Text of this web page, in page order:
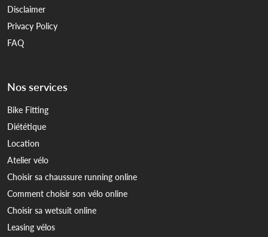
Disclaimer
Privacy Policy
FAQ
Nos services
Bike Fitting
Diététique
Location
Atelier vélo
Choisir sa chaussure running online
Comment choisir son vélo online
Choisir sa wetsuit online
Leasing vélos